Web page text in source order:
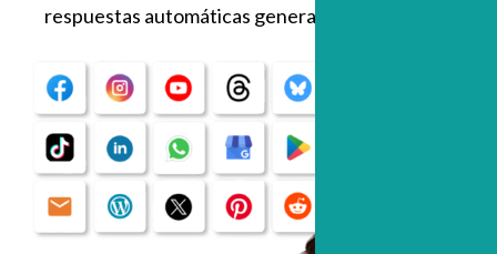
respuestas automáticas generadas por IA